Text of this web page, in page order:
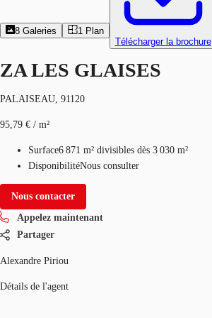
8 Galeries 1 Plan
Télécharger la brochure
ZA LES GLAISES
PALAISEAU, 91120
95,79 € / m²
Surface6 871 m² divisibles dès 3 030 m²
DisponibilitéNous consulter
Nous contacter
Appelez maintenant
Partager
Alexandre Piriou
Détails de l'agent